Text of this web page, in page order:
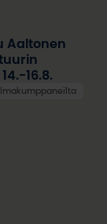
Aaltonen
16.8.